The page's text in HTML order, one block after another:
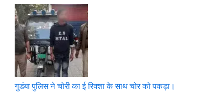
गुडंबा पुलिस ने चोरी का ई रिक्शा के साथ चोर को पकड़ा।